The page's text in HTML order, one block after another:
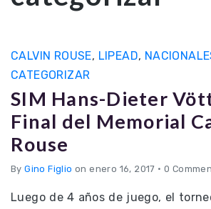
CALVIN ROUSE, LIPEAD,
CATEGORIZAR
SIM Hans-Dieter
Final del Memorial
Rouse
ByGino Figlio on enero 16, 2017 • 0
Luego de 4 años de juego, el